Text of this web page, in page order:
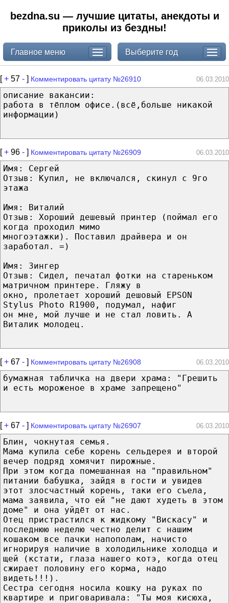
bezdna.su — лучшие цитаты, анекдоты и
приколы из бездны!
Главное меню Выберите год
[+ 57 - ] Комментировать цитату №26910 06.03.2010
описание вакансии:
работа в тёплом офисе.(всё,больше никакой
информации)
[+ 96 - ] Комментировать цитату №26909 06.03.2010
Имя: Сергей
Отзыв: Купил, не включался, скинул с 9го
этажа
Имя: Виталий
Отзыв: Хороший дешевый принтер (поймал его
когда проходил мимо
многоэтажки). Поставил драйвера и он
заработал. =)
Имя: Зингер
Отзыв: Сидел, печатал фотки на стареньком
матричном принтере. Гляжу в
окно, пролетает хороший дешовый EPSON
Stylus Photo R1900, подумал, нафиг
он мне, мой лучше и не стал ловить. A
Виталик молодец.
[+ 67 - ] Комментировать цитату №26908 06.03.2010
бумажная табличка на двери храма: "Грешить
и есть мороженое в храме запрещено"
[+ 67 - ] Комментировать цитату №26907 06.03.2010
Блин, чокнутая семья.
Мама купила себе корень сельдерея и второй
вечер подряд хомячит пирожные.
При этом когда помешанная на "правильном"
питании бабушка, зайдя в гости и увидев
этот злосчастный корень, таки его съела,
мама заявила, что ей "не дают худеть в этом
доме" и она уйдёт от нас.
Отец пристрастился к жидкому "Вискасу" и
последнюю неделю честно делит с нашим
кошаком все пачки напополам, начисто
игнорируя наличие в холодильнике холодца и
щей (кстати, глаза нашего котэ, когда отец
сжирает половину его корма, надо
видеть!!!).
Сестра сегодня носила кошку на руках по
квартире и приговаривала: "Ты моя кисюха,